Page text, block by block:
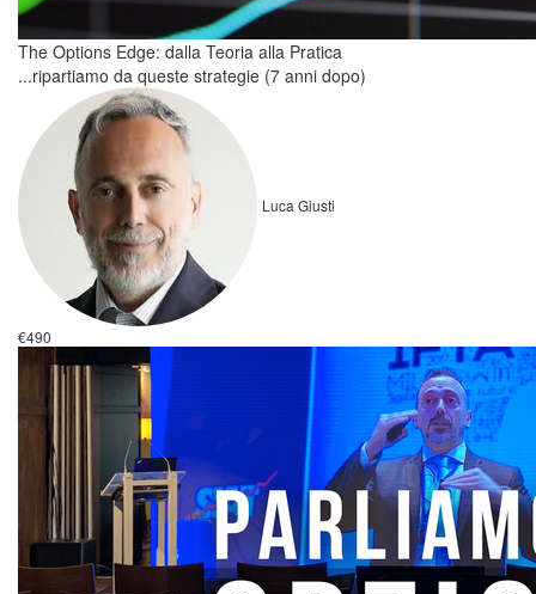
The Options Edge: dalla Teoria alla Pratica
...ripartiamo da queste strategie (7 anni dopo)
Luca Giusti
€490